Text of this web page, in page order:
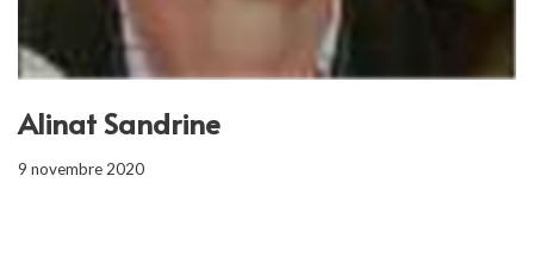
Alinat Sandrine
9 novembre 2020